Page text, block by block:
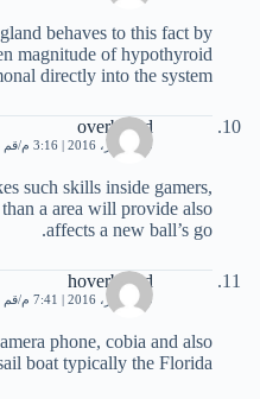
behaves to this fact by
magnitude of hypothyroid
directly into the system..
overboard
20 أكتوبر، 2016 | 3:16 م قم
such skills inside gamers,
a area will provide also
affects a new ball’s go.
hoverboard
20 أكتوبر، 2016 | 7:41 م قم
phone, cobia and also
boat typically the Florida.